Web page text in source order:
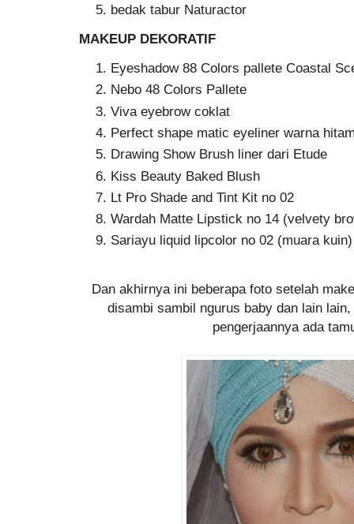
bedak tabur Naturactor
MAKEUP DEKORATIF
Eyeshadow 88 Colors pallete Coastal
Nebo 48 Colors Pallete
Viva eyebrow coklat
Perfect shape matic eyeliner warna
Drawing Show Brush liner dari Etude
Kiss Beauty Baked Blush
Lt Pro Shade and Tint Kit no 02
Wardah Matte Lipstick no 14 (velvety
Sariayu liquid lipcolor no 02 (muara kuin)
Dan akhirnya ini beberapa foto setelah
disambi sambil ngurus baby dan lain
pengerjaannya ada